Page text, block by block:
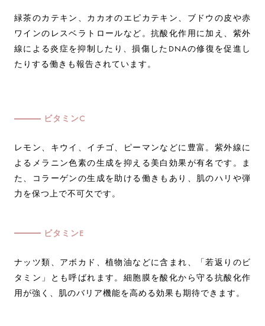
緑茶のカテキン、カカオのエピカテキン、ブドウの皮や赤
ワインのレスベラトロールなど。抗酸化作用に加え、紫外
線による炎症を抑制したり、損傷したDNAの修復を促進し
たりする働きも報告されています。
ビタミンC
レモン、キウイ、イチゴ、ピーマンなどに豊富。紫外線に
よるメラニン色素の生成を抑える美白効果が有名です。ま
た、コラーゲンの生成を助ける働きもあり、肌のハリや弾
力を保つ上で不可欠です。
ビタミンE
ナッツ類、アボカド、植物油などに含まれ、「若返りのビ
タミン」とも呼ばれます。細胞膜を酸化から守る抗酸化作
用が強く、肌のバリア機能を高める効果も期待できます。